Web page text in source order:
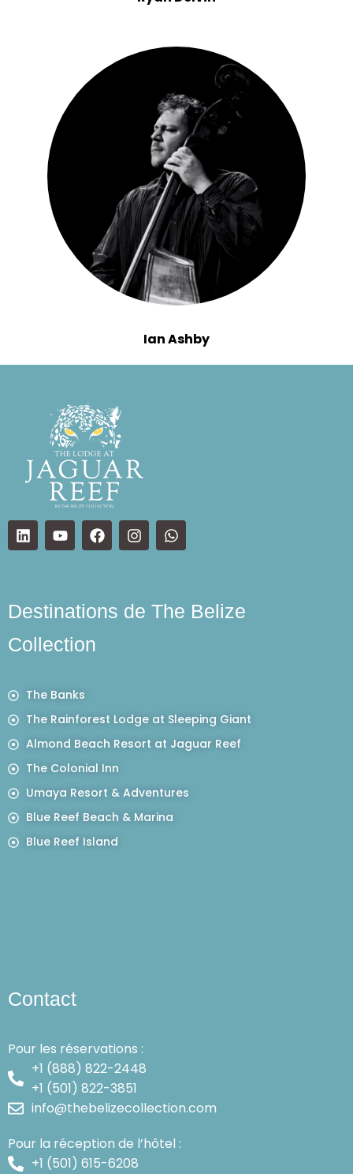
Ian Ashby
Destinations de The Belize
Collection
The Banks
The Rainforest Lodge at Sleeping Giant
Almond Beach Resort at Jaguar Reef
The Colonial Inn
Umaya Resort & Adventures
Blue Reef Beach & Marina
Blue Reef Island
Contact
Pour les réservations :
+1 (888) 822-2448
+1 (501) 822-3851
info@thebelizecollection.com
Pour la réception de l’hôtel :
+1 (501) 615-6208